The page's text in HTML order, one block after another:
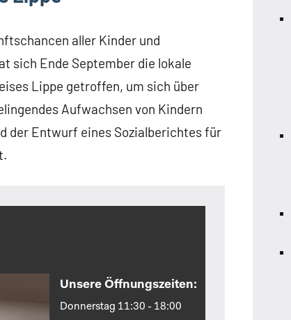
aller Kinder und
sich Ende September die lokale
Lippe getroffen, um sich über
Aufwachsen von Kindern
der Entwurf eines Sozialberichtes für
Unsere Öffnungszeiten:
Donnerstag 11:30 - 18:00